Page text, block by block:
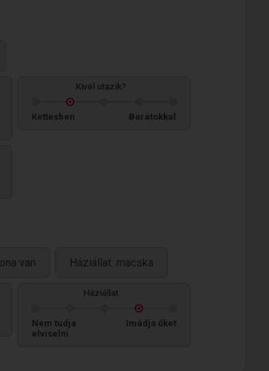
Kivel utazik?
Kettesben Barátokkal
van Háziállat: macska
Háziállat
Nem tudja
elviselni
Imádja őket